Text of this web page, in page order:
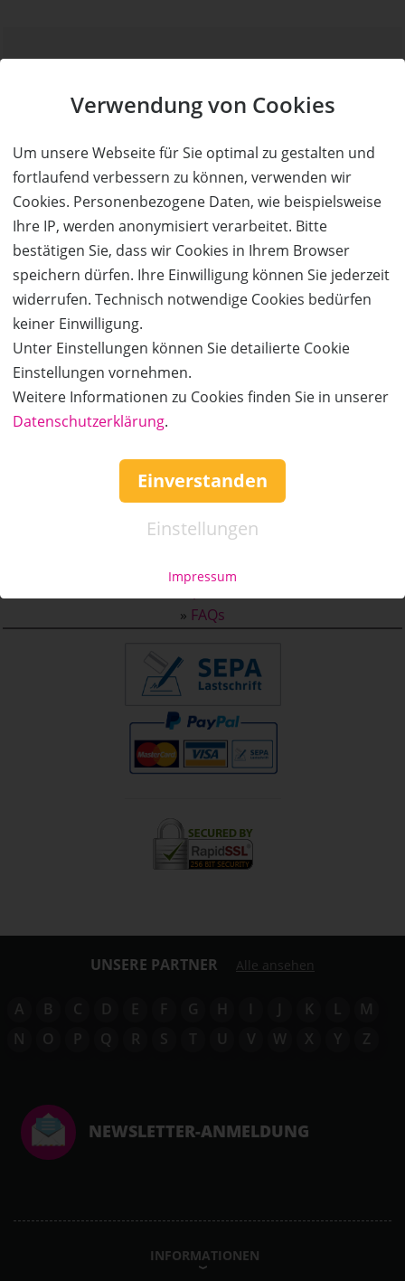
Verwendung von Cookies
Um unsere Webseite für Sie optimal zu gestalten und
fortlaufend verbessern zu können, verwenden wir
Cookies. Personenbezogene Daten, wie beispielsweise
Ihre IP, werden anonymisiert verarbeitet. Bitte
bestätigen Sie, dass wir Cookies in Ihrem Browser
speichern dürfen. Ihre Einwilligung können Sie jederzeit
widerrufen. Technisch notwendige Cookies bedürfen
keiner Einwilligung.
Unter Einstellungen können Sie detailierte Cookie
Einstellungen vornehmen.
Weitere Informationen zu Cookies finden Sie in unserer
Datenschutzerklärung.
Einverstanden
Einstellungen
Impressum
Sie können bei uns einen Kauf auch ohne Kundenkonto
Möglichkeit, Ihre Daten in einem Kundenkonto speichern zu
lassen.
BESTELLUNG FORTSETZEN
Kauf über bestehendes Kundenkonto
Wenn Sie bereits ein Kundenkonto haben, können Sie sich
nachfolgend einloggen. Die Daten, die zur Bestellung nötig sind,
werden dann automatisch aus Ihrem Kundenkonto
übernommen.
ANMELDEN
Service & Hilfe
Mo. - Fr. 09:00-16:00
info@coupon-future.de
» FAQs
UNSERE PARTNER Alle ansehen
A B C D E F G H I J K L
M
N
O P Q R S T U V W X Y Z
NEWSLETTER-ANMELDUNG
INFORMATIONEN